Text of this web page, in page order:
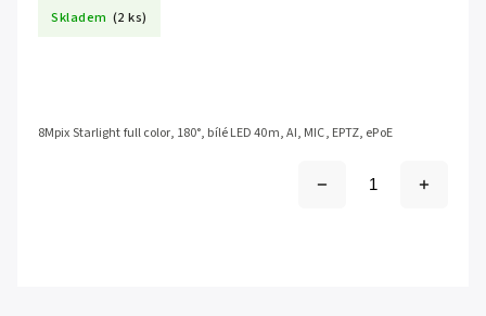
Skladem (2 ks)
8Mpix Starlight full color, 180°, bílé LED 40m, AI, MIC, EPTZ, ePoE